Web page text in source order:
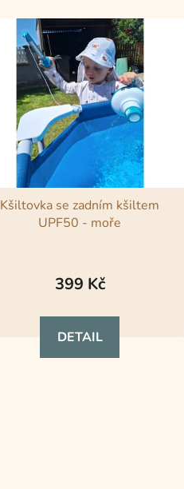
Kšiltovka se zadním kšiltem
UPF50 - moře
hodnocení
je
5,0
z
399 Kč
DETAIL